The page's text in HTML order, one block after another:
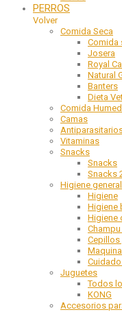
PERROS
Volver
Comida Seca
Comida
Josera
Royal
Natural
Banters
Dieta
Comida
Camas
Vitaminas
Snacks
Snacks
Snacks
Higiene general
Higiene
Higiene
Higiene
Cepillos
Juguetes
Todos
KONG
Accesorios